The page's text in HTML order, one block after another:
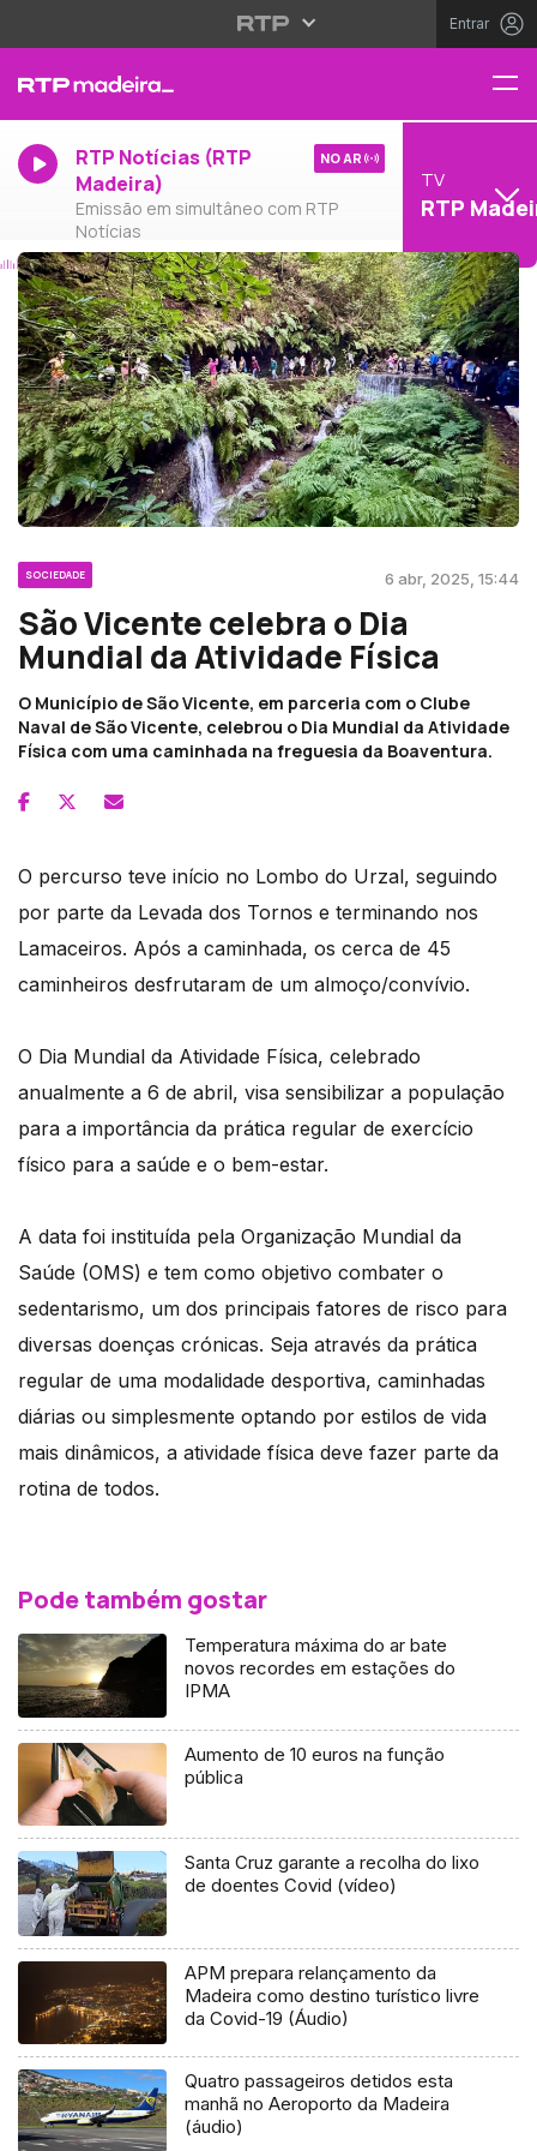
Entrar
RTP Notícias (RTP
Madeira)
Emissão em simultâneo com RTP
Notícias
NO AR
TV
RTP
SOCIEDADE 6 abr, 2025, 15:44
São Vicente celebra o Dia
Mundial da Atividade Física
O Município de São Vicente, em parceria com o Clube
Naval de São Vicente, celebrou o Dia Mundial da Atividade
Física com uma caminhada na freguesia da Boaventura.
O percurso teve início no Lombo do Urzal, seguindo
por parte da Levada dos Tornos e terminando nos
Lamaceiros. Após a caminhada, os cerca de 45
caminheiros desfrutaram de um almoço/convívio.
O Dia Mundial da Atividade Física, celebrado
anualmente a 6 de abril, visa sensibilizar a população
para a importância da prática regular de exercício
físico para a saúde e o bem-estar.
A data foi instituída pela Organização Mundial da
Saúde (OMS) e tem como objetivo combater o
sedentarismo, um dos principais fatores de risco para
diversas doenças crónicas. Seja através da prática
regular de uma modalidade desportiva, caminhadas
diárias ou simplesmente optando por estilos de vida
mais dinâmicos, a atividade física deve fazer parte da
rotina de todos.
Pode também gostar
Temperatura máxima do ar bate
novos recordes em estações do
IPMA
Aumento de 10 euros na função
pública
Santa Cruz garante a recolha do lixo
de doentes Covid (vídeo)
APM prepara relançamento da
Madeira como destino turístico livre
da Covid-19 (Áudio)
Quatro passageiros detidos esta
manhã no Aeroporto da Madeira
(áudio)